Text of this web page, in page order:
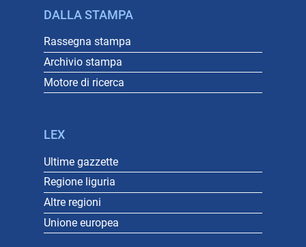
DALLA STAMPA
Rassegna stampa
Archivio stampa
Motore di ricerca
LEX
Ultime gazzette
Regione liguria
Altre regioni
Unione europea